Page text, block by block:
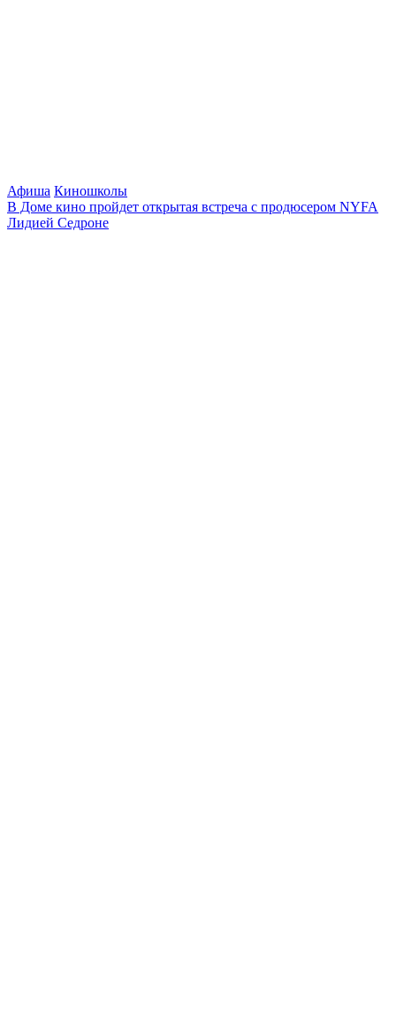
Афиша Киношколы
В Доме кино пройдет открытая встреча с продюсером NYFA
Лидией Седроне